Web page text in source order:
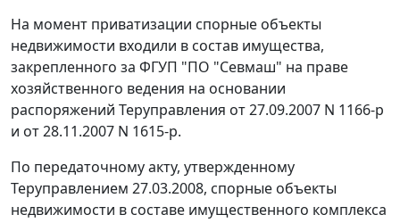
На момент приватизации спорные объекты
недвижимости входили в состав имущества,
закрепленного за ФГУП "ПО "Севмаш" на праве
хозяйственного ведения на основании
распоряжений Теруправления от 27.09.2007 N 1166-р
и от 28.11.2007 N 1615-р.
По передаточному акту, утвержденному
Теруправлением 27.03.2008, спорные объекты
недвижимости в составе имущественного комплекса